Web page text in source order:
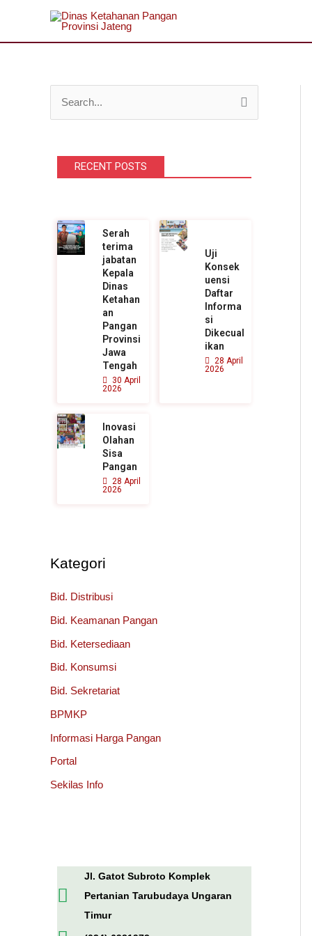
konten
RECENT POSTS
Serah
terima
jabatan
Kepala
Dinas
Ketahan
an
Pangan
Provinsi
Jawa
Tengah
30 April
2026
Uji
Konsek
uensi
Daftar
Informa
si
Dikecual
ikan
28 April
2026
Inovasi
Olahan
Sisa
Pangan
28 April
2026
Kategori
Bid. Distribusi
Bid. Keamanan Pangan
Bid. Ketersediaan
Bid. Konsumsi
Bid. Sekretariat
BPMKP
Informasi Harga Pangan
Portal
Sekilas Info
Jl. Gatot Subroto Komplek
Pertanian Tarubudaya Ungaran
Timur